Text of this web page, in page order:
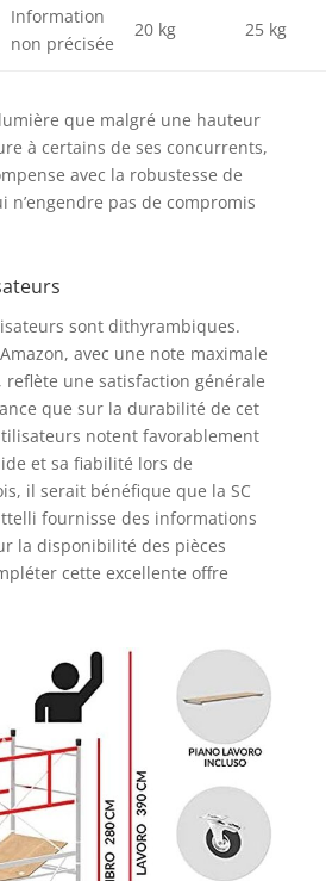
Information
non précisée
20 kg 25 kg
que malgré une hauteur
à certains de ses concurrents,
avec la robustesse de
n’engendre pas de compromis
sont dithyrambiques.
avec une note maximale
reflète une satisfaction générale
que sur la durabilité de cet
notent favorablement
et sa fiabilité lors de
il serait bénéfique que la SC
fournisse des informations
la disponibilité des pièces
cette excellente offre